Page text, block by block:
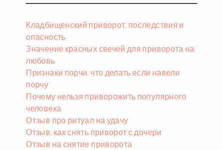
Кладбищенский приворот, последствия и
опасность
Значение красных свечей для приворота на
любовь
Признаки порчи, что делать если навели
порчу
Почему нельзя приворожить популярного
человека
Отзыв про ритуал на удачу
Отзыв, как снять приворот с дочери
Отзыв на снятие приворота